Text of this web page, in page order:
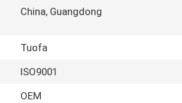
China, Guangdong
Tuofa
ISO9001
OEM